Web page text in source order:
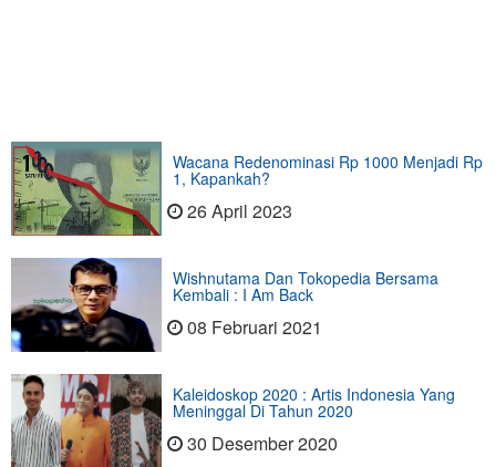
Wacana Redenominasi Rp 1000 Menjadi Rp
1, Kapankah?
26 April 2023
Wishnutama Dan Tokopedia Bersama
Kembali : I Am Back
08 Februari 2021
Kaleidoskop 2020 : Artis Indonesia Yang
Meninggal Di Tahun 2020
30 Desember 2020